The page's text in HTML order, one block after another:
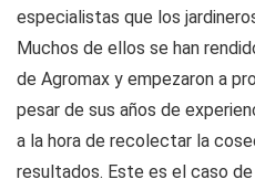
especialistas que los
Muchos de ellos se han
de Agromax y empezaron a
pesar de sus años de
a la hora de recolectar la
resultados. Este es el caso